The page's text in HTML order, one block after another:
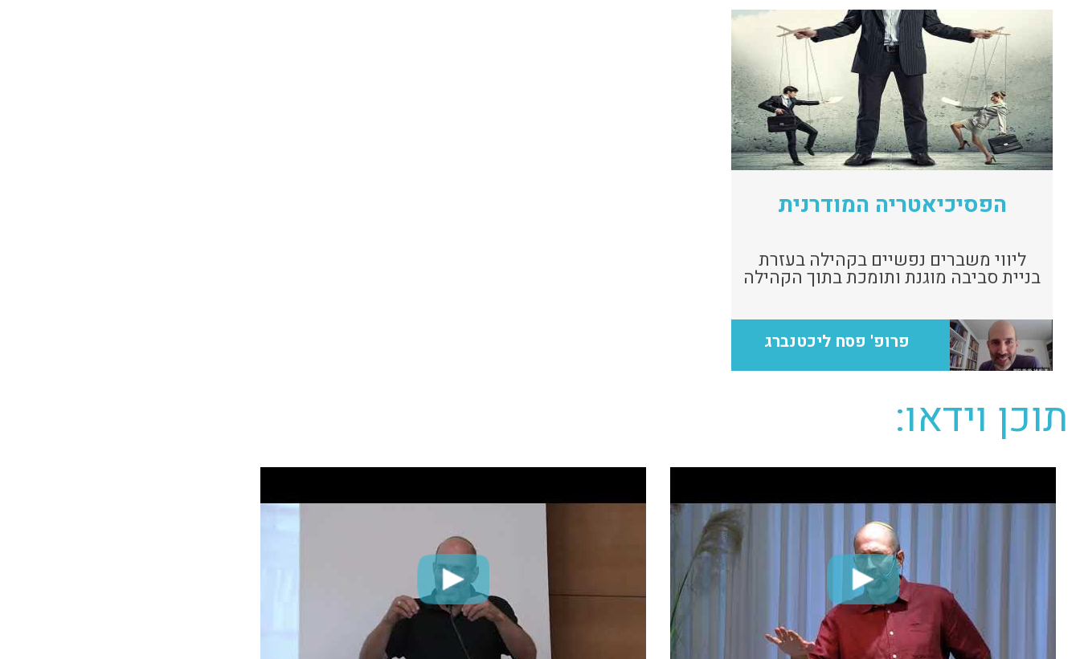
הפסיכיאטריה המודרנית
ליווי משברים נפשיים בקהילה בעזרת
בניית סביבה מוגנת ותומכת בתוך הקהילה
פרופ' פסח ליכטנברג
תוכן וידאו: